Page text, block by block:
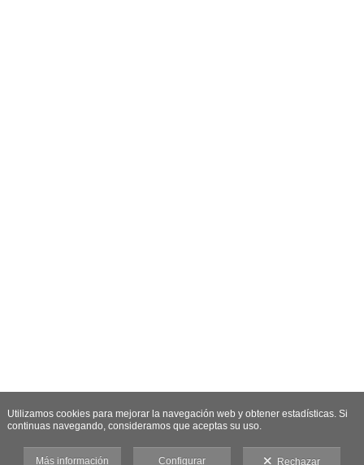
Utilizamos cookies para mejorar la navegación web y obtener estadísticas. Si
continuas navegando, consideramos que aceptas su uso.
Más información Configurar Rechazar